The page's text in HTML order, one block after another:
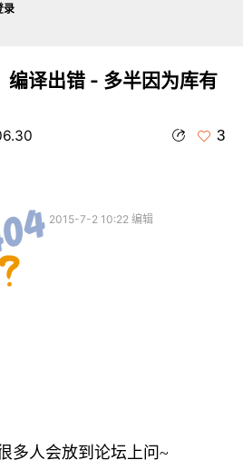
编译出错 - 多半因为库有
3
于 2015-7-2 10:22 编辑
多人会放到论坛上问~
录